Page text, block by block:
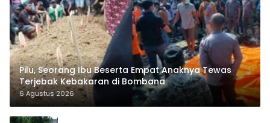
Pilu, Seorang Ibu Beserta Empat Anaknya Tewas
Terjebak Kebakaran di Bombana
6 Agustus 2026